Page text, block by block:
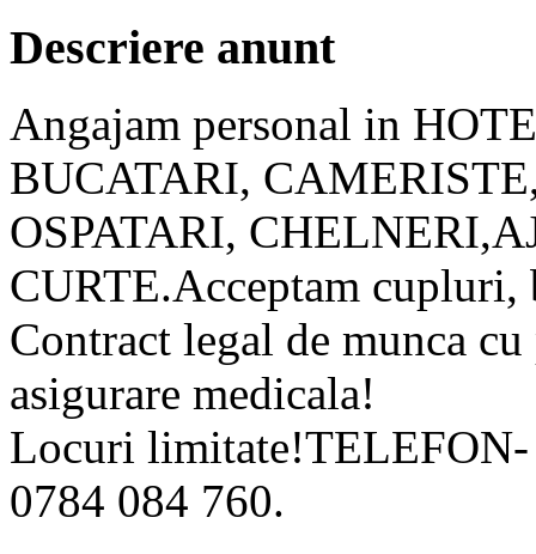
Descriere anunt
Angajam personal in
BUCATARI,
OSPATARI,
CURTE.Acceptam cupluri,
Contract legal de munca
asigurare medicala!
Locuri limitate!TELEFON-
0784 084 760.